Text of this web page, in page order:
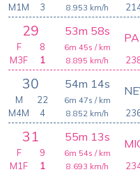
8.953 km/h
M1M
3
29 53m 58s
6m 45s / km
8.895 km/h
F
8
M3F
1
30 54m 14s
6m 47s / km
8.852 km/h
M
22
M4M
4
31 55m 13s
6m 54s / km
8.693 km/h
F
9
M1F
1